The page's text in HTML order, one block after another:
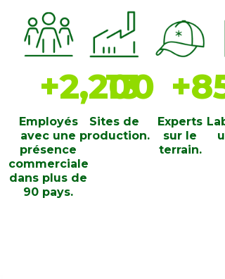
Employés
avec une
présence
commerciale
dans plus de
90 pays.
+2,200
Sites de
production.
13
Experts
sur le
terrain.
+